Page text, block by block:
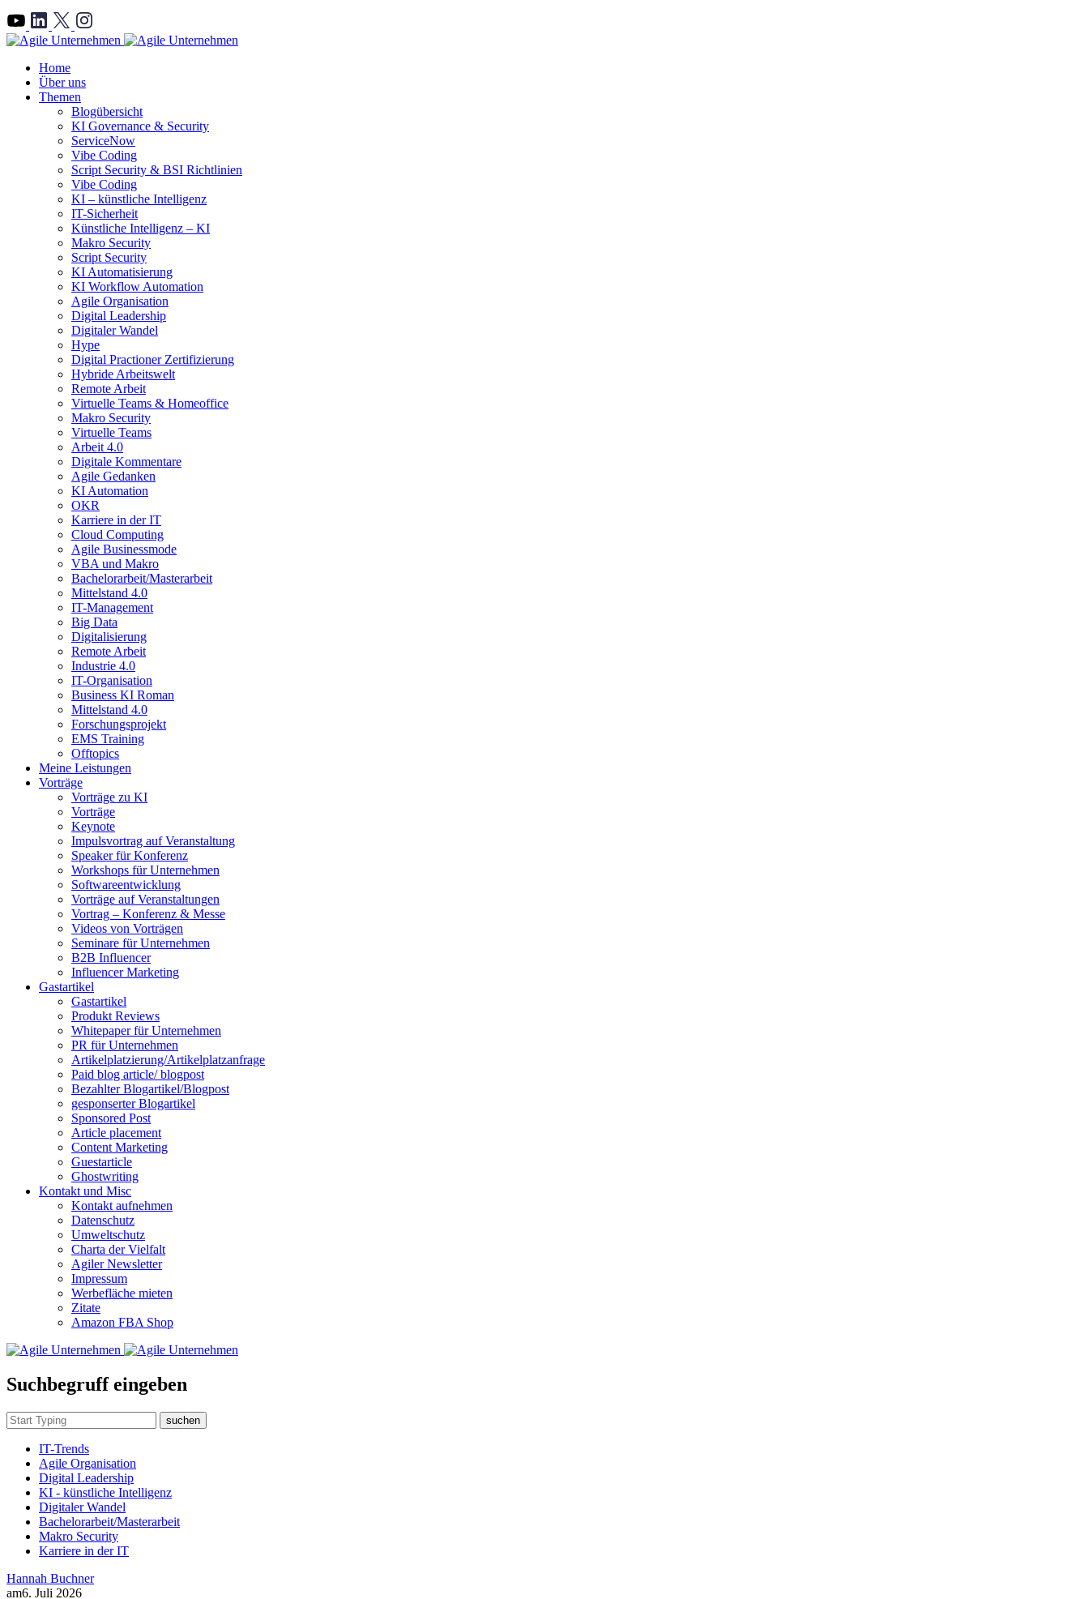
">
Home
Über uns
Themen
Blogübersicht
KI Governance & Security
ServiceNow
Vibe Coding
Script Security & BSI Richtlinien
Vibe Coding
KI – künstliche Intelligenz
IT-Sicherheit
Künstliche Intelligenz – KI
Makro Security
Script Security
KI Automatisierung
KI Workflow Automation
Agile Organisation
Digital Leadership
Digitaler Wandel
Hype
Digital Practioner Zertifizierung
Hybride Arbeitswelt
Remote Arbeit
Virtuelle Teams & Homeoffice
Makro Security
Virtuelle Teams
Arbeit 4.0
Digitale Kommentare
Agile Gedanken
KI Automation
OKR
Karriere in der IT
Cloud Computing
Agile Businessmode
VBA und Makro
Bachelorarbeit/Masterarbeit
Mittelstand 4.0
IT-Management
Big Data
Digitalisierung
Remote Arbeit
Industrie 4.0
IT-Organisation
Business KI Roman
Mittelstand 4.0
Forschungsprojekt
EMS Training
Offtopics
Meine Leistungen
Vorträge
Vorträge zu KI
Vorträge
Keynote
Impulsvortrag auf Veranstaltung
Speaker für Konferenz
Workshops für Unternehmen
Softwareentwicklung
Vorträge auf Veranstaltungen
Vortrag – Konferenz & Messe
Videos von Vorträgen
Seminare für Unternehmen
B2B Influencer
Influencer Marketing
Gastartikel
Gastartikel
Produkt Reviews
Whitepaper für Unternehmen
PR für Unternehmen
Artikelplatzierung/Artikelplatzanfrage
Paid blog article/ blogpost
Bezahlter Blogartikel/Blogpost
gesponserter Blogartikel
Sponsored Post
Article placement
Content Marketing
Guestarticle
Ghostwriting
Kontakt und Misc
Kontakt aufnehmen
Datenschutz
Umweltschutz
Charta der Vielfalt
Agiler Newsletter
Impressum
Werbefläche mieten
Zitate
Amazon FBA Shop
Suchbegruff eingeben
suchen
IT-Trends
Agile Organisation
Digital Leadership
KI - künstliche Intelligenz
Digitaler Wandel
Bachelorarbeit/Masterarbeit
Makro Security
Karriere in der IT
Hannah Buchner
am6. Juli 2026